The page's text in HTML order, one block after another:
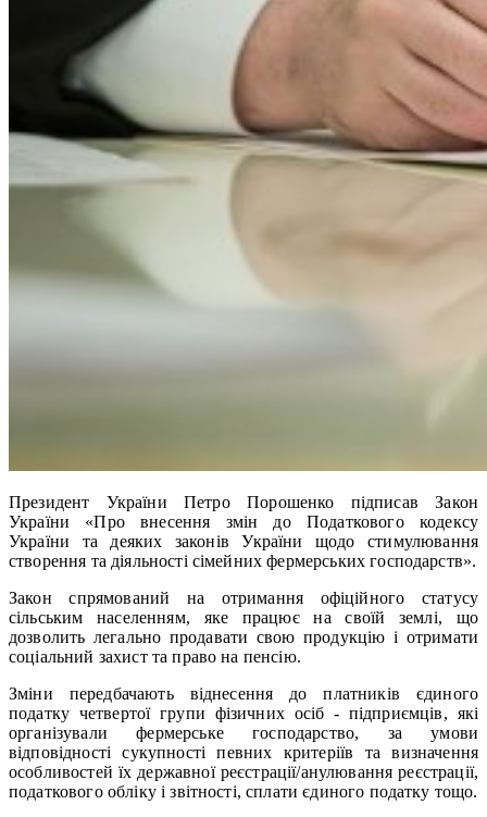
Президент України Петро Порошенко підписав Закон
України «Про внесення змін до Податкового кодексу
України та деяких законів України щодо стимулювання
cтворення та діяльності сімейних фермерських господарств».
Закон спрямований на отримання офіційного статусу
сільським населенням, яке працює на своїй землі, що
дозволить легально продавати свою продукцію і отримати
соціальний захист та право на пенсію.
Зміни передбачають віднесення до платників єдиного
податку четвертої групи фізичних осіб - підприємців, які
організували фермерське господарство, за умови
відповідності сукупності певних критеріїв та визначення
особливостей їх державної реєстрації/анулювання реєстрації,
податкового обліку і звітності, сплати єдиного податку тощо.